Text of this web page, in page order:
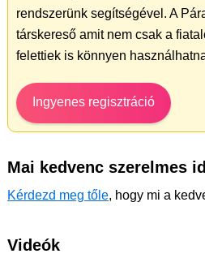
rendszerünk segítségével. A
társkereső amit nem csak a
felettiek is könnyen
Ingyenes regisztráció
Mai kedvenc szerelmes
Kérdezd meg tőle, hogy mi a
Videók